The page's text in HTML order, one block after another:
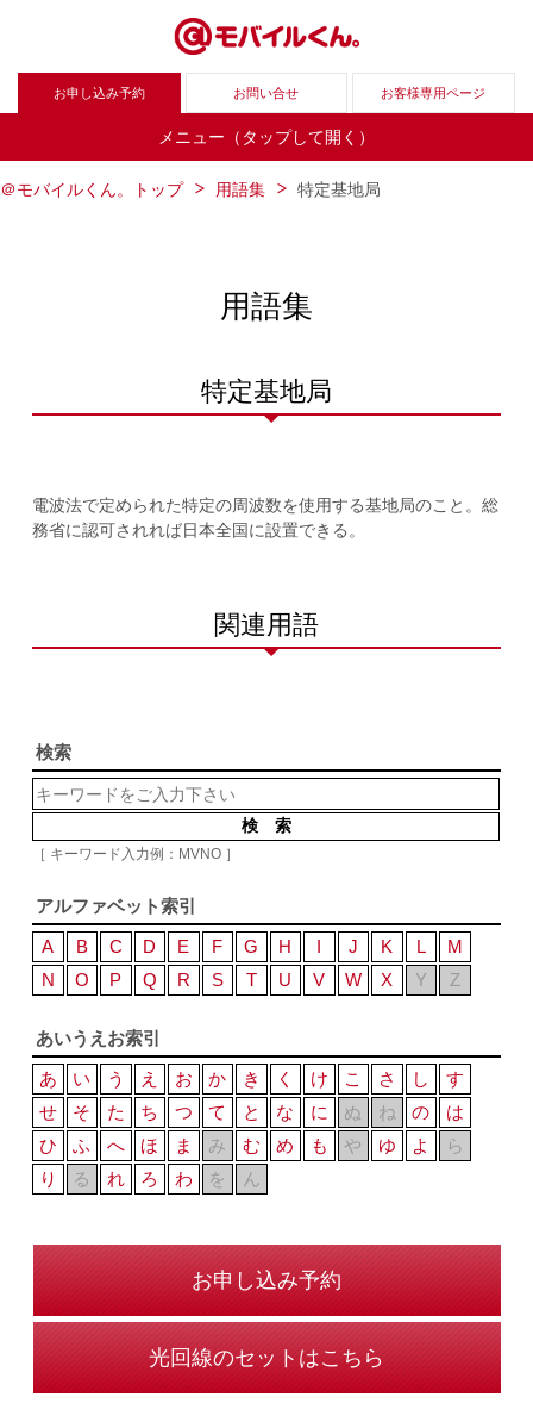
お申し込み予約 お問い合せ お客様専用ページ
メニュー（タップして開く）
＠モバイルくん。トップ 用語集 特定基地局
用語集
特定基地局
電波法で定められた特定の周波数を使用する基地局のこと。総
務省に認可されれば日本全国に設置できる。
関連用語
検索
［ キーワード入力例：MVNO ］
アルファベット索引
A
B C D E F G H I J K L
M
N
O P Q R S T U V W X Y Z
あいうえお索引
あ
い う え お か き く け こ さ し
す
せ
そ た ち つ て と な に ぬ ね の
は
ひ
ふ へ ほ ま み む め も や ゆ よ
ら
り
る れ ろ わ を ん
お申し込み予約
光回線のセットはこちら